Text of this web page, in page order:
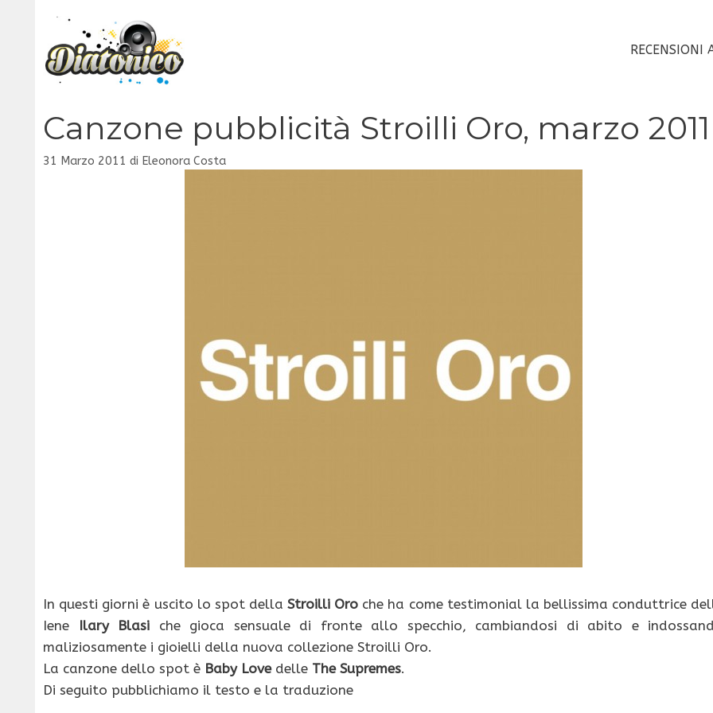
contenuto
RECENSIONI
Canzone pubblicità Stroilli Oro, marzo 2011
31 Marzo 2011 di Eleonora Costa
In questi giorni è uscito lo spot dellaStroilli Oro che ha come testimonial la bellissima conduttrice
Iene Ilary Blasi che gioca sensuale di fronte allo specchio, cambiandosi di abito e
maliziosamente i gioielli della nuova collezione Stroilli Oro.
La canzone dello spot è Baby Lovedelle The Supremes.
Di seguito pubblichiamo il testo e la traduzione